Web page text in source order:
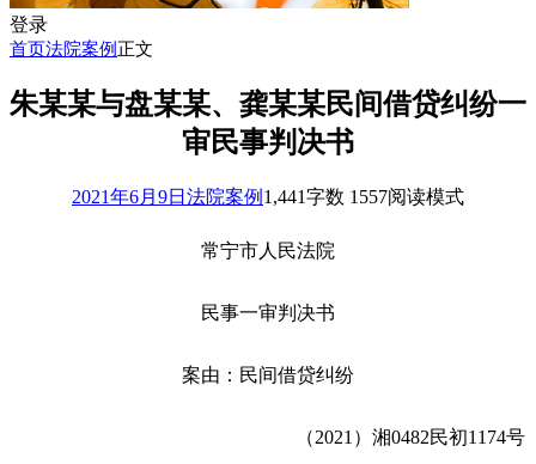
登录
首页法院案例 正文
朱某某与盘某某、龚某某民间借贷纠纷一
审民事判决书
2021年6月9日 法院案例 1,441字数 1557阅读模式
常宁市人民法院
民事一审判决书
案由：民间借贷纠纷
（2021）湘0482民初1174号